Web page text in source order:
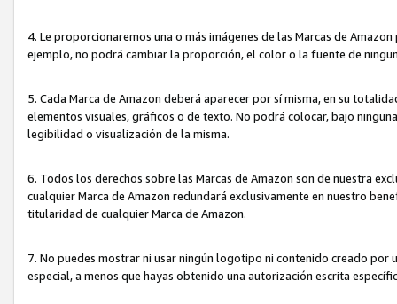
4. Le proporcionaremos una o más imágenes de las Marcas de
ejemplo, no podrá cambiar la proporción, el color o la fuente de
5. Cada Marca de Amazon deberá aparecer por sí misma, en su
elementos visuales, gráficos o de texto. No podrá colocar, bajo
legibilidad o visualización de la misma.
6. Todos los derechos sobre las Marcas de Amazon son de nuestra
cualquier Marca de Amazon redundará exclusivamente en nuestro
titularidad de cualquier Marca de Amazon.
7. No puedes mostrar ni usar ningún logotipo ni contenido creado por
especial, a menos que hayas obtenido una autorización escrita